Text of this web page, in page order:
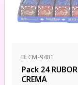
BLCM-9401
Pack 24 RUBOR
CREMA